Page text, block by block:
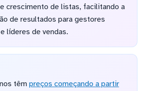
crescimento de listas, facilitando a
de resultados para gestores
líderes de vendas.
têm preços começando a partir